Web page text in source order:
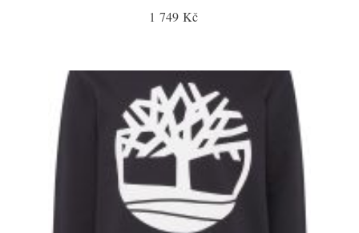
1 749 Kč